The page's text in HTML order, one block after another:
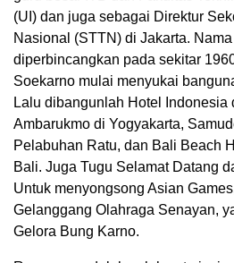
(UI) dan juga sebagai Direktur
Nasional (STTN) di Jakarta.
diperbincangkan pada sekitar
Soekarno mulai menyukai
Lalu dibangunlah Hotel Indonesia
Ambarukmo di Yogyakarta,
Pelabuhan Ratu, dan Bali Beach
Bali. Juga Tugu Selamat Datang
Untuk menyongsong Asian
Gelanggang Olahraga Senayan,
Gelora Bung Karno.